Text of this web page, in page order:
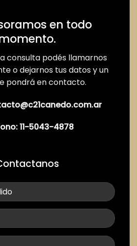
en todo
consulta podés llamarnos
o dejarnos tus datos y un
pondrá en contacto.
11-5043-4878